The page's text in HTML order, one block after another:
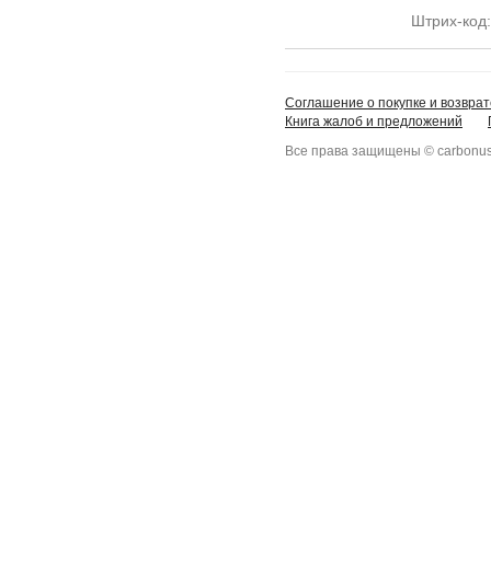
Штрих-
Соглашение о покупке и
Книга жалоб и предложений
Все права защищены ©